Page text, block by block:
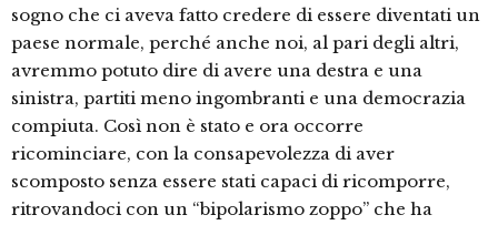
sogno che ci aveva fatto credere di essere diventati un
paese normale, perché anche noi, al pari degli altri,
avremmo potuto dire di avere una destra e una
sinistra, partiti meno ingombranti e una democrazia
compiuta. Così non è stato e ora occorre
ricominciare, con la consapevolezza di aver
scomposto senza essere stati capaci di ricomporre,
ritrovandoci con un “bipolarismo zoppo” che ha